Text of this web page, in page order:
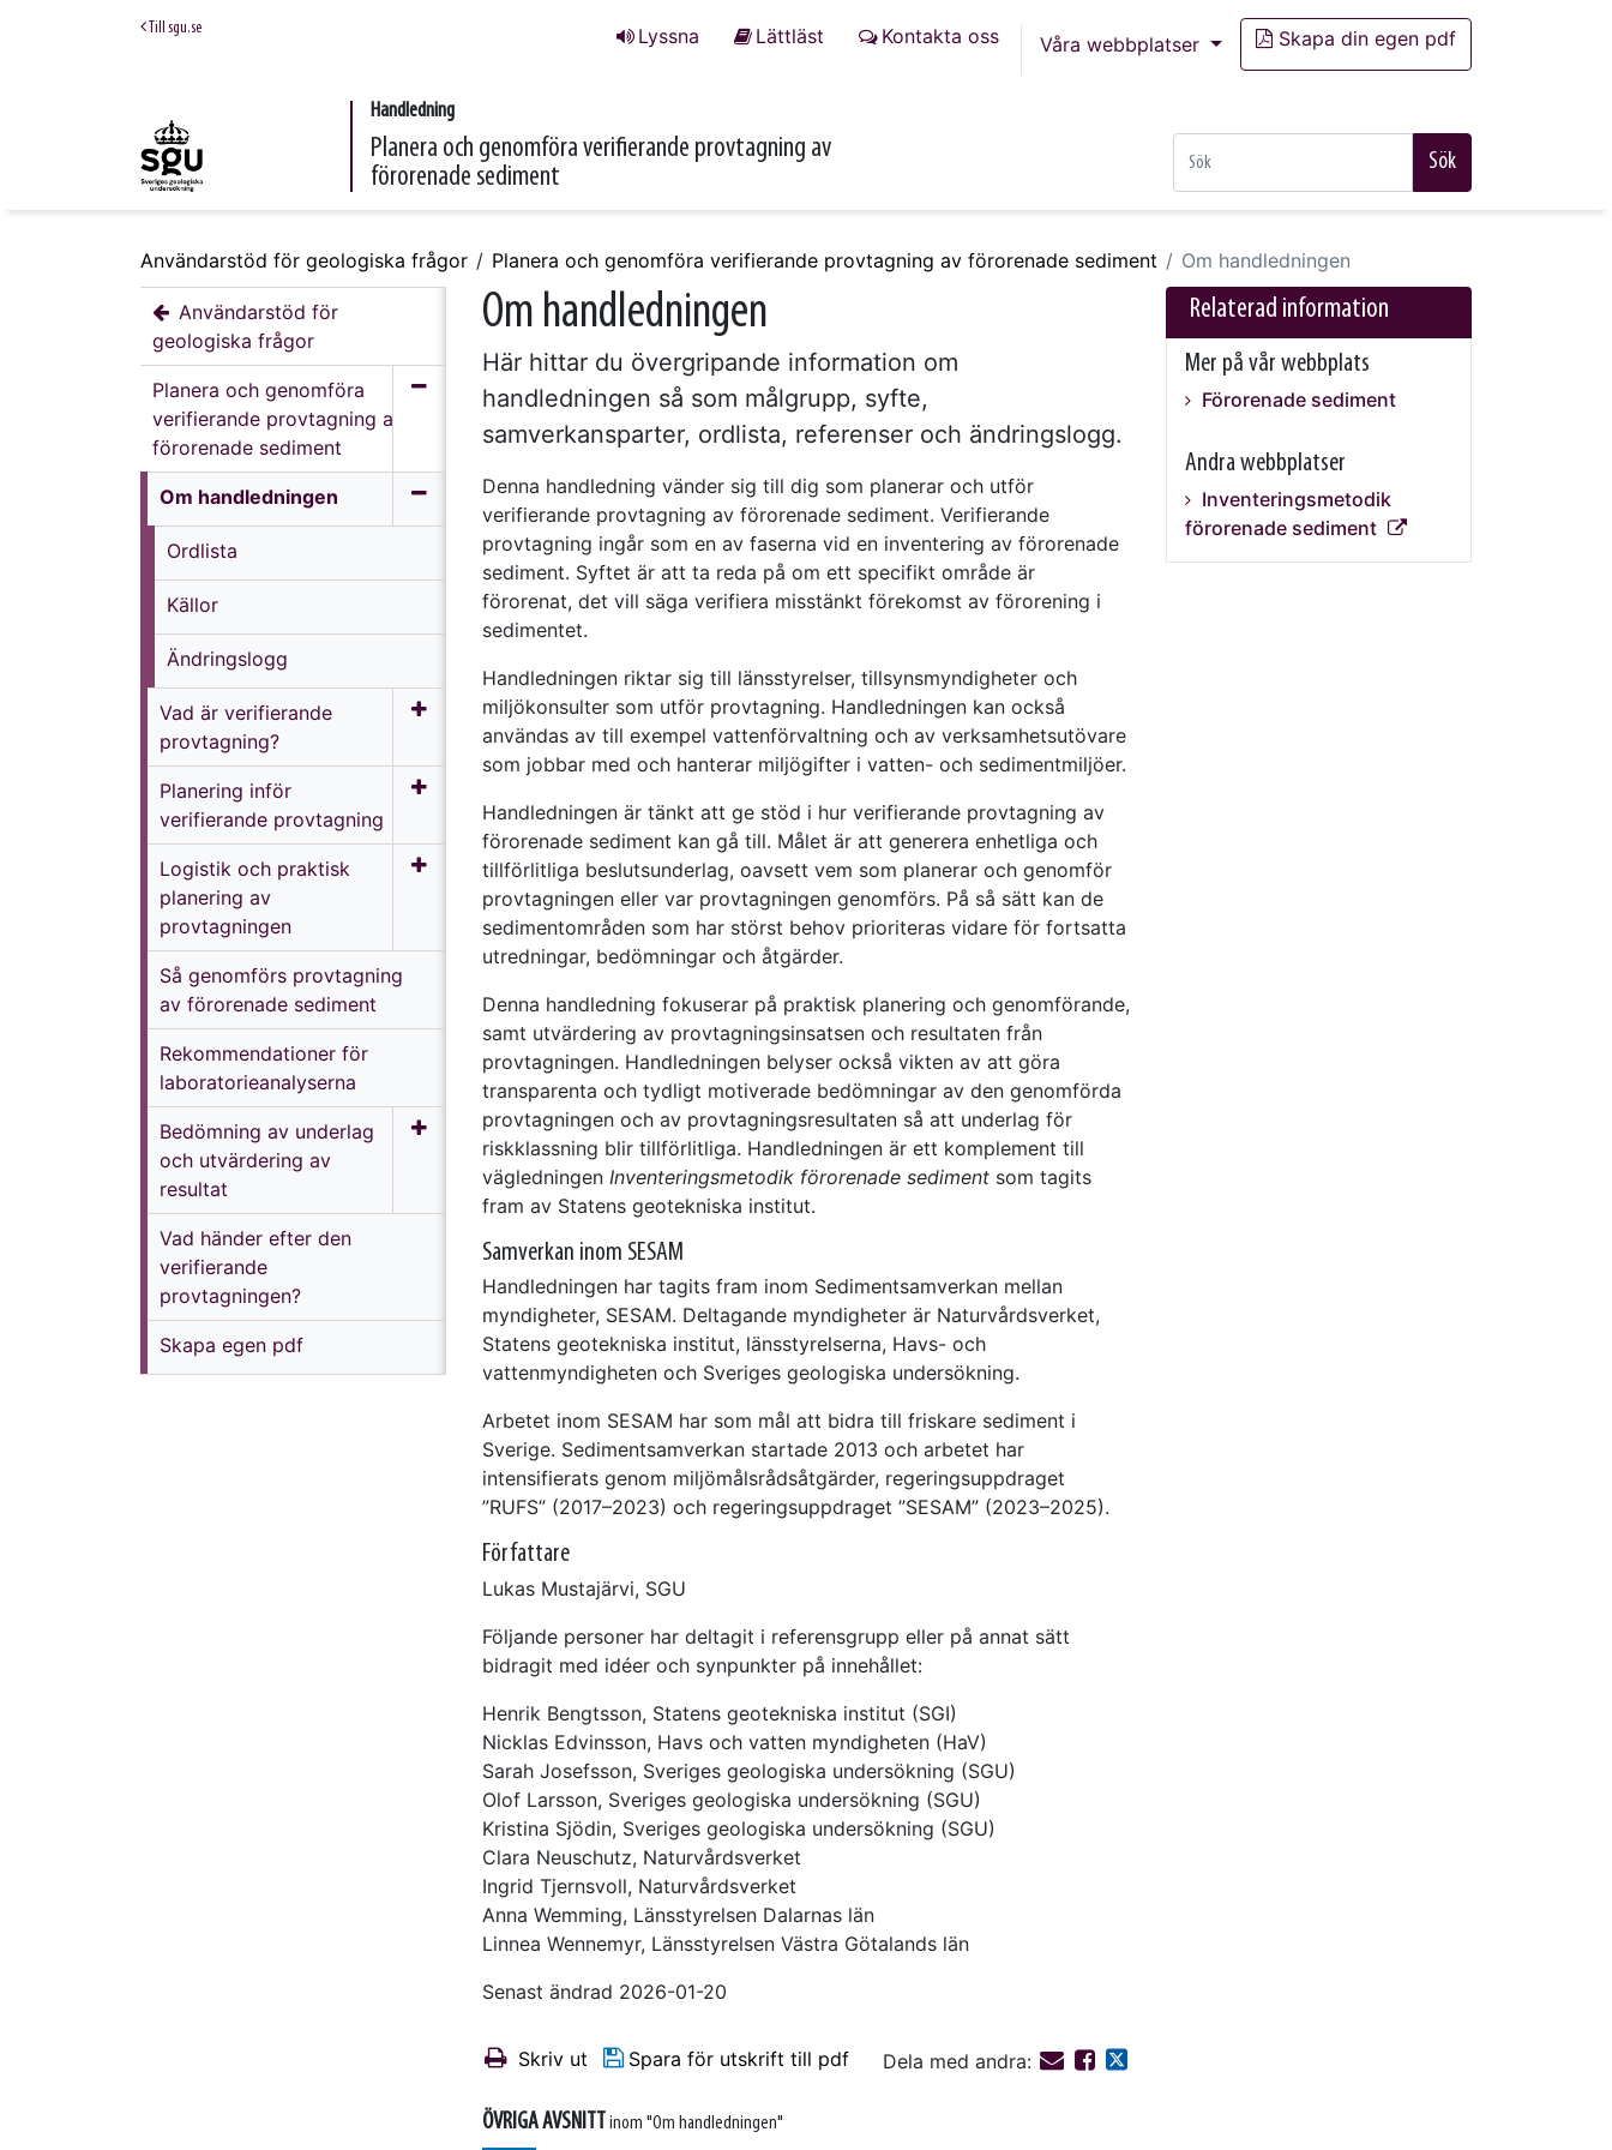
Till sgu.se Lyssna Lättläst Kontakta oss Våra webbplatser Skapa din egen pdf
Handledning
Planera och genomföra verifierande provtagning av
förorenade sediment
Sök
Användarstöd för geologiska frågor Planera och genomföra verifierande provtagning av förorenade sediment Om handledningen
Användarstöd för
geologiska frågor
Planera och genomföra
verifierande provtagning av
förorenade sediment
Om handledningen
Ordlista
Källor
Ändringslogg
Vad är verifierande
provtagning?
Planering inför
verifierande provtagning
Logistik och praktisk
planering av
provtagningen
Så genomförs provtagning
av förorenade sediment
Rekommendationer för
laboratorieanalyserna
Bedömning av underlag
och utvärdering av
resultat
Vad händer efter den
verifierande
provtagningen?
Skapa egen pdf
Om handledningen
Här hittar du övergripande information om
handledningen så som målgrupp, syfte,
samverkansparter, ordlista, referenser och ändringslogg.
Denna handledning vänder sig till dig som planerar och utför
verifierande provtagning av förorenade sediment. Verifierande
provtagning ingår som en av faserna vid en inventering av förorenade
sediment. Syftet är att ta reda på om ett specifikt område är
förorenat, det vill säga verifiera misstänkt förekomst av förorening i
sedimentet.
Handledningen riktar sig till länsstyrelser, tillsynsmyndigheter och
miljökonsulter som utför provtagning. Handledningen kan också
användas av till exempel vattenförvaltning och av verksamhetsutövare
som jobbar med och hanterar miljögifter i vatten- och sedimentmiljöer.
Handledningen är tänkt att ge stöd i hur verifierande provtagning av
förorenade sediment kan gå till. Målet är att generera enhetliga och
tillförlitliga beslutsunderlag, oavsett vem som planerar och genomför
provtagningen eller var provtagningen genomförs. På så sätt kan de
sedimentområden som har störst behov prioriteras vidare för fortsatta
utredningar, bedömningar och åtgärder.
Denna handledning fokuserar på praktisk planering och genomförande,
samt utvärdering av provtagningsinsatsen och resultaten från
provtagningen. Handledningen belyser också vikten av att göra
transparenta och tydligt motiverade bedömningar av den genomförda
provtagningen och av provtagningsresultaten så att underlag för
riskklassning blir tillförlitliga. Handledningen är ett komplement till
vägledningen Inventeringsmetodik förorenade sedimentsom tagits
fram av Statens geotekniska institut.
Samverkan inom SESAM
Handledningen har tagits fram inom Sedimentsamverkan mellan
myndigheter, SESAM. Deltagande myndigheter är Naturvårdsverket,
Statens geotekniska institut, länsstyrelserna, Havs- och
vattenmyndigheten och Sveriges geologiska undersökning.
Arbetet inom SESAM har som mål att bidra till friskare sediment i
Sverige. Sedimentsamverkan startade 2013 och arbetet har
intensifierats genom miljömålsrådsåtgärder, regeringsuppdraget
”RUFS” (2017–2023) och regeringsuppdraget ”SESAM” (2023–2025).
Författare
Lukas Mustajärvi, SGU
Följande personer har deltagit i referensgrupp eller på annat sätt
bidragit med idéer och synpunkter på innehållet:
Henrik Bengtsson, Statens geotekniska institut (SGI)
Nicklas Edvinsson, Havs och vatten myndigheten (HaV)
Sarah Josefsson, Sveriges geologiska undersökning (SGU)
Olof Larsson, Sveriges geologiska undersökning (SGU)
Kristina Sjödin, Sveriges geologiska undersökning (SGU)
Clara Neuschutz, Naturvårdsverket
Ingrid Tjernsvoll, Naturvårdsverket
Anna Wemming, Länsstyrelsen Dalarnas län
Linnea Wennemyr, Länsstyrelsen Västra Götalands län
Senast ändrad 2026-01-20
Skriv ut Spara för utskrift till pdf Dela med andra:
ÖVRIGA AVSNITTinom "Om handledningen"
Relaterad information
Mer på vår webbplats
Förorenade sediment
Andra webbplatser
Inventeringsmetodik
förorenade sediment